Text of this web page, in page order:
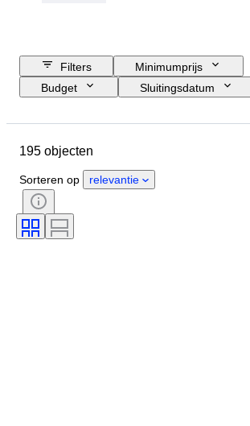
Filters
Minimumprijs
Budget
Sluitingsdatum
Extra's
Transmissie
CoC (Conformiteitscertificaat)
Conditie (mechanisch)
Staat (chassis en onderkant)
195 objecten
Sorteren op relevantie